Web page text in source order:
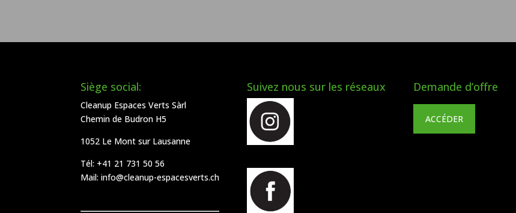
Siège social:
Cleanup Espaces Verts Sàrl
Chemin de Budron H5
1052 Le Mont sur Lausanne
Tél: +41 21 731 50 56
Mail:info@cleanup-espacesverts.ch
Suivez nous sur les réseaux Demande d’offre
ACCÉDER